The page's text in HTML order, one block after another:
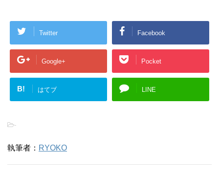
Twitter Facebook
Google+ Pocket
B! はてブ LINE
-
執筆者： RYOKO